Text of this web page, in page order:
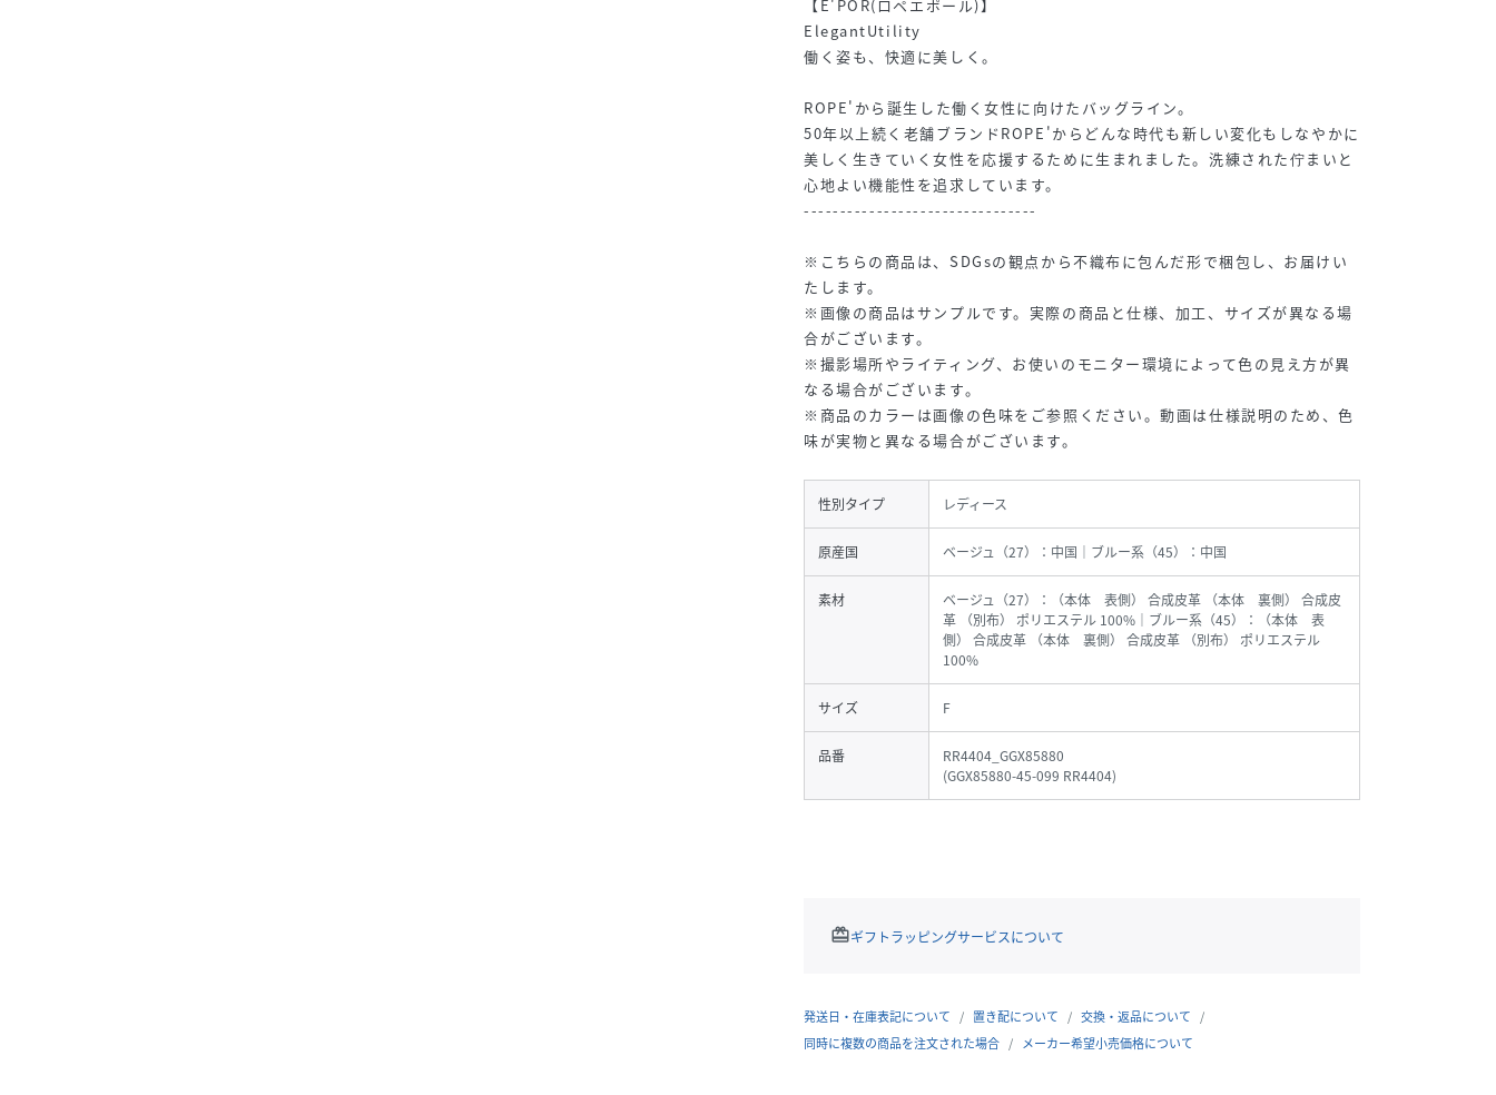
【E'POR(ロペエポール)】
ElegantUtility
働く姿も、快適に美しく。
ROPE'から誕生した働く女性に向けたバッグライン。
50年以上続く老舗ブランドROPE'からどんな時代も新しい変化もしなやかに
美しく生きていく女性を応援するために生まれました。洗練された佇まいと
心地よい機能性を追求しています。
--------------------------------
※こちらの商品は、SDGsの観点から不織布に包んだ形で梱包し、お届けい
たします。
※画像の商品はサンプルです。実際の商品と仕様、加工、サイズが異なる場
合がございます。
※撮影場所やライティング、お使いのモニター環境によって色の見え方が異
なる場合がございます。
※商品のカラーは画像の色味をご参照ください。動画は仕様説明のため、色
味が実物と異なる場合がございます。
性別タイプ レディース
原産国 ベージュ（27）：中国｜ブルー系（45）：中国
素材
ベージュ（27）：（本体 表側） 合成皮革 （本体 裏側） 合成皮
革 （別布） ポリエステル 100%｜ブルー系（45）：（本体 表
側） 合成皮革 （本体 裏側） 合成皮革 （別布） ポリエステル
100%
サイズ F
品番
RR4404_GGX85880
(GGX85880-45-099 RR4404)
redeemギフトラッピングサービスについて
発送日・在庫表記について 置き配について
交換・返品について
同時に複数の商品を注文された場合
メーカー希望小売価格について